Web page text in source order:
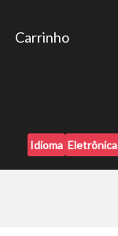
Carrinho
Idioma Eletrônica